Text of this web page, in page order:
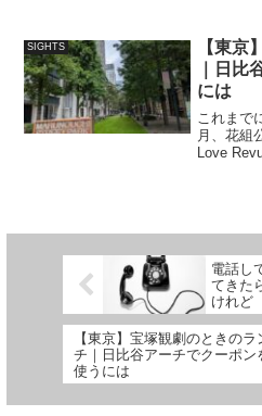
ごはん
とにしま
SIGHTS
【東京
｜日比
には
これまで
月、花組
Love
電話し
てきた
けれど
【東京】宝塚観劇のときのラ
チ｜日比谷アーチでクーポン
使うには